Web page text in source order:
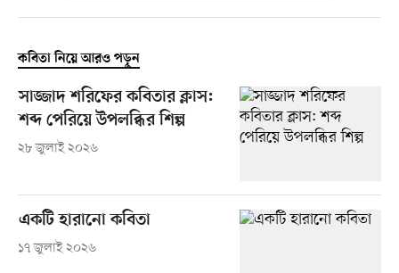
কবিতা নিয়ে আরও পড়ুন
সাজ্জাদ শরিফের কবিতার ক্লাস:
শব্দ পেরিয়ে উপলব্ধির শিল্প
২৮ জুলাই ২০২৬
একটি হারানো কবিতা
১৭ জুলাই ২০২৬